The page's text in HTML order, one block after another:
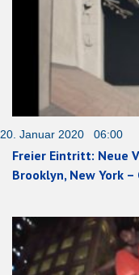
20. Januar 2020 06:00
Freier Eintritt: Neue
Brooklyn, New York –